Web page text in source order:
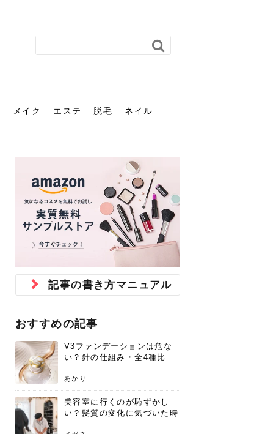
花粉で髪がパサパサするの
はなぜ？原因と落とし方・
防ぎ方を紹介
花粉の季節になると、髪がパサつく、
ありま...
さくら
肌に合う髪色、どう見つけ
る？「イエベ」「ブルベ」
診断と...
美容室で素敵なヘアカラーに染めても
「なん...
かえで
40代のパーマがダレる原因
とは？自宅でできる復活術
と長...
パーマをかけたばかりなのに、もうカ
はいな...
メガネ
前髪を薄くするための美容
院の頼み方とは？失敗しな
いため...
前髪は薄くしたほうが今風でおしゃれ
たいと...
かえで
ヘッドスパで頭皮をケアし
よう！ヘッドスパの効果と
おすすめの人
普段目に見えない頭皮ですが、何のケ
積して...
yukarin
ストレスで髪の毛はどう変
わる？抜け毛・パサつきの
原因と...
最近、髪のツヤがなくなったという方
は、スト...
さくら
40代の髪を悩みに最適！韓
国発「ダリーフ」でヘアセ
ット...
韓国コスメを使うのは若い子だけだと
グラム...
さくら
メイク
「おしゃれ」と「身だしな
み」は違う。相手に信頼感
を与え...
新しい環境に臨むとき、多くの人が意
メイク...
さな
エステ
エステの勧誘が怖い人へ。
断ることは悪くない。自分
を守る...
「初回限定〇〇円！」そんなお得な体
に弱い...
さな
脱毛
「今さら」なんて言わせな
い。40代のVIO・顔脱毛、
賢...
40代になって、ふと自分のムダ毛のこ
毛を...
さな
ネイル
オフィスネイルでも「キラ
キラ」はOK？派手に見えな
い上...
仕事中も、ふとした瞬間に自分の指先
く「キ...
あおい
ジュベルック スキンの効果
とは？毛穴・ニキビ跡への
ニキビ跡の凸凹をどうにかしたいと、
肌の質感でお悩みではないでしょう
か？肌に...
ゆい
本気の痩身と体質改善に。
アーユルヴェーダに基づく
自己流のダイエットではなかなか落ち
ない、頑固な脂肪やセルライトを、本
気で体...
さな
記事の書き方マニュアル
おすすめの記事
V3ファンデーションは危な
い？針の仕組み・全4種比
解説
あかり
美容室に行くのが恥ずかし
い？髪質の変化に気づいた時